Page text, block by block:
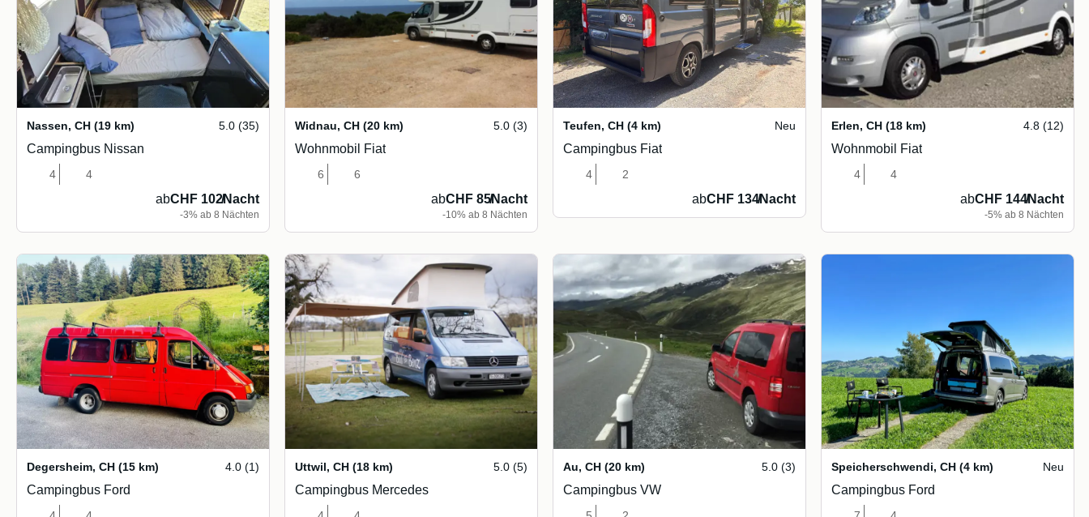
Nassen, CH (19 km) 5.0 (35)
Campingbus Nissan
4 4
abCHF 102/Nacht
-3% ab 8 Nächten
Widnau, CH (20 km) 5.0 (3)
Wohnmobil Fiat
6 6
abCHF 85/Nacht
-10% ab 8 Nächten
Teufen, CH (4 km) Neu
Campingbus Fiat
4 2
abCHF 134/Nacht
Erlen, CH (18 km) 4.8 (12)
Wohnmobil Fiat
4 4
abCHF 144/Nacht
-5% ab 8 Nächten
Degersheim, CH (15 km) 4.0 (1)
Campingbus Ford
Uttwil, CH (18 km) 5.0 (5)
Campingbus Mercedes
Au, CH (20 km) 5.0 (3)
Campingbus VW
Speicherschwendi, CH (4 km) Neu
Campingbus Ford